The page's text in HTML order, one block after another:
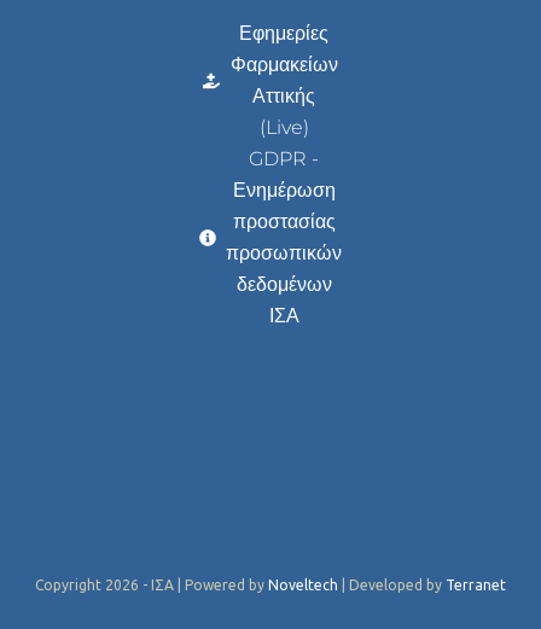
Εφημερίες
Φαρμακείων
Αττικής
(Live)
GDPR -
Ενημέρωση
προστασίας
προσωπικών
δεδομένων
ΙΣΑ
Copyright 2026 - ΙΣΑ | Powered by Noveltech | Developed by Terranet